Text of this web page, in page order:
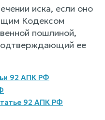
иска, если оно
Кодексом
пошлиной,
ее
92 АПК РФ
92 АПК РФ